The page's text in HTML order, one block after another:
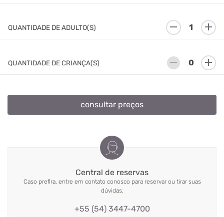
QUANTIDADE DE ADULTO(S) remove add
QUANTIDADE DE CRIANÇA(S) remove add
consultar preços
Central de reservas
Caso prefira, entre em contato conosco para reservar ou tirar suas
dúvidas.
+55 (54) 3447-4700